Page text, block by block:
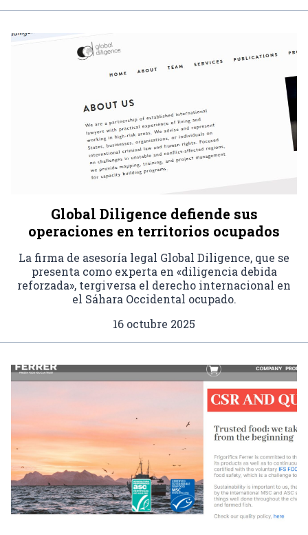
Global Diligence defiende sus
operaciones en territorios ocupados
La firma de asesoría legal Global Diligence, que se
presenta como experta en «diligencia debida
reforzada», tergiversa el derecho internacional en
el Sáhara Occidental ocupado.
16 octubre 2025